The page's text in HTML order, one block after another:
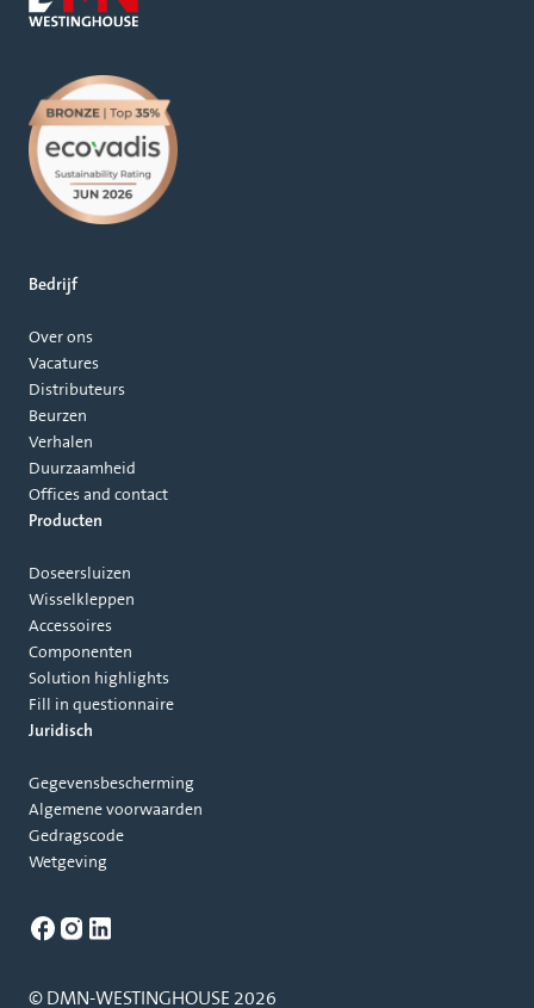
Bedrijf
Over ons
Vacatures
Distributeurs
Beurzen
Verhalen
Duurzaamheid
Offices and contact
Producten
Doseersluizen
Wisselkleppen
Accessoires
Componenten
Solution highlights
Fill in questionnaire
Juridisch
Gegevensbescherming
Algemene voorwaarden
Gedragscode
Wetgeving
© DMN-WESTINGHOUSE 2026